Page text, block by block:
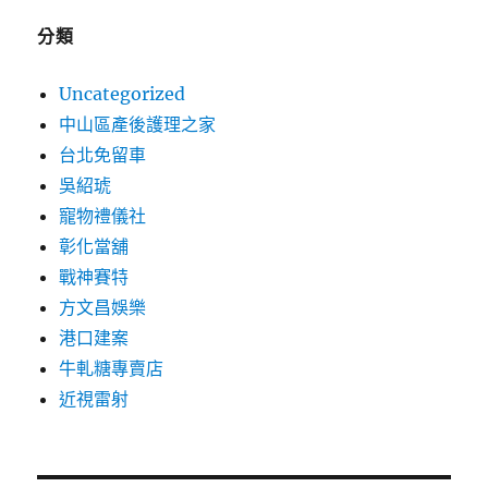
分類
Uncategorized
中山區產後護理之家
台北免留車
吳紹琥
寵物禮儀社
彰化當舖
戰神賽特
方文昌娛樂
港口建案
牛軋糖專賣店
近視雷射